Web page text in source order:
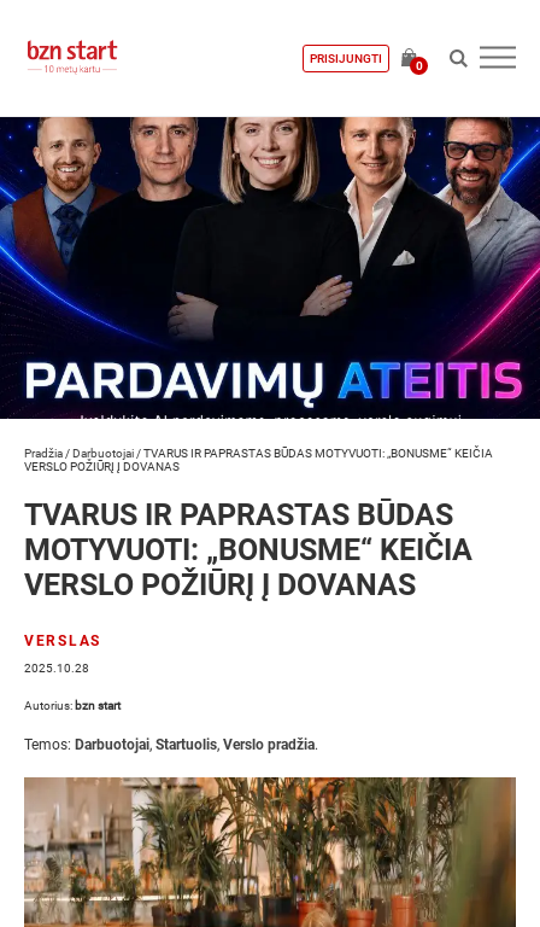
PRISIJUNGTI
0
Pradžia /Darbuotojai /TVARUS IR PAPRASTAS BŪDAS MOTYVUOTI: „BONUSME“ KEIČIA
VERSLO POŽIŪRĮ Į DOVANAS
TVARUS IR PAPRASTAS BŪDAS
MOTYVUOTI: „BONUSME“ KEIČIA
VERSLO POŽIŪRĮ Į DOVANAS
VERSLAS
2025.10.28
Autorius: bzn start
Temos: Darbuotojai, Startuolis, Verslo pradžia.